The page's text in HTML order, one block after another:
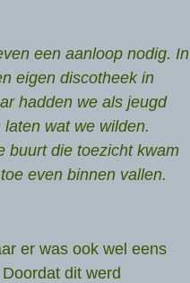
een aanloop nodig. In
eigen discotheek in
hadden we als jeugd
wat we wilden.
buurt die toezicht kwam
even binnen vallen.
er was ook wel eens
dit werd